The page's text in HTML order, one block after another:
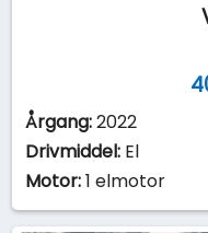
Årgang:2022
Drivmiddel: El
Motor:1 elmotor